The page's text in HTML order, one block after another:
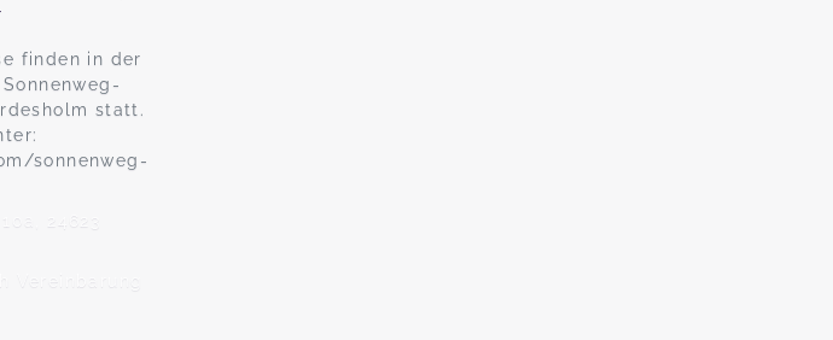
finden in der
statt.
sonnenweg-
24623
Vereinbarung